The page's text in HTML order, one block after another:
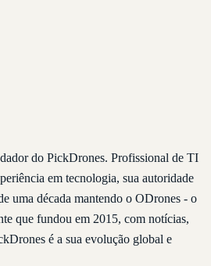
do PickDrones. Profissional de TI
em tecnologia, sua autoridade
uma década mantendo o ODrones - o
que fundou em 2015, com notícias,
é a sua evolução global e